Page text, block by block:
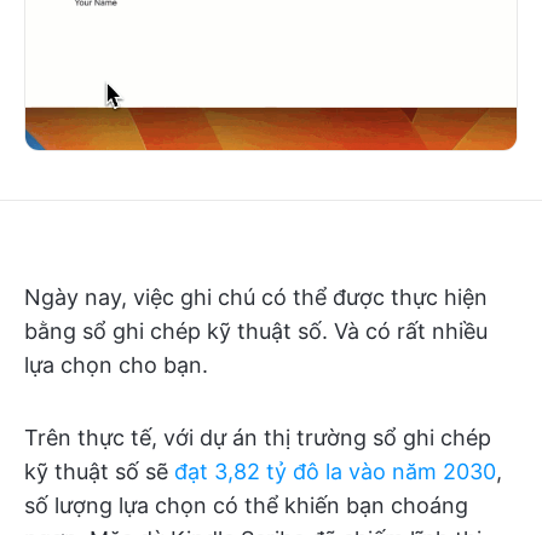
Ngày nay, việc ghi chú có thể được thực hiện
bằng sổ ghi chép kỹ thuật số. Và có rất nhiều
lựa chọn cho bạn.
Trên thực tế, với dự án thị trường sổ ghi chép
kỹ thuật số sẽ đạt 3,82 tỷ đô la vào năm 2030,
số lượng lựa chọn có thể khiến bạn choáng